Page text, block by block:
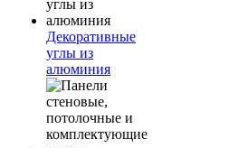
Декоративные
углы из
алюминия